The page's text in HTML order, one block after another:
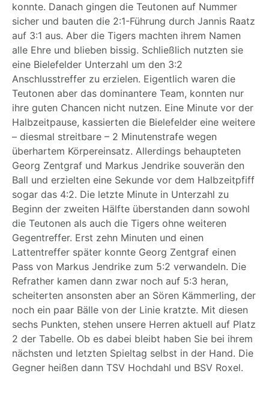
konnte. Danach gingen die Teutonen auf Nummer
sicher und bauten die 2:1-Führung durch Jannis Raatz
auf 3:1 aus. Aber die Tigers machten ihrem Namen
alle Ehre und blieben bissig. Schließlich nutzten sie
eine Bielefelder Unterzahl um den 3:2
Anschlusstreffer zu erzielen. Eigentlich waren die
Teutonen aber das dominantere Team, konnten nur
ihre guten Chancen nicht nutzen. Eine Minute vor der
Halbzeitpause, kassierten die Bielefelder eine weitere
– diesmal streitbare – 2 Minutenstrafe wegen
überhartem Körpereinsatz. Allerdings behaupteten
Georg Zentgraf und Markus Jendrike souverän den
Ball und erzielten eine Sekunde vor dem Halbzeitpfiff
sogar das 4:2. Die letzte Minute in Unterzahl zu
Beginn der zweiten Hälfte überstanden dann sowohl
die Teutonen als auch die Tigers ohne weiteren
Gegentreffer. Erst zehn Minuten und einen
Lattentreffer später konnte Georg Zentgraf einen
Pass von Markus Jendrike zum 5:2 verwandeln. Die
Refrather kamen dann zwar noch auf 5:3 heran,
scheiterten ansonsten aber an Sören Kämmerling, der
noch ein paar Bälle von der Linie kratzte. Mit diesen
sechs Punkten, stehen unsere Herren aktuell auf Platz
2 der Tabelle. Ob es dabei bleibt haben Sie bei ihrem
nächsten und letzten Spieltag selbst in der Hand. Die
Gegner heißen dann TSV Hochdahl und BSV Roxel.